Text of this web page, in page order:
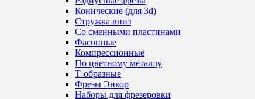
Конические (для 3d)
Стружка вниз
Со сменными пластинами
Фасонные
Компрессионные
По цветному металлу
Т-образные
Фрезы Энкор
Наборы для фрезеровки